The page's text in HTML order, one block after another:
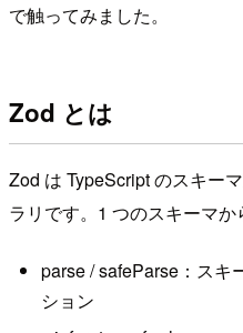
で触ってみました。
Zod とは
Zod は TypeScript のスキー
ラリです。1 つのスキーマか
parse / safeParse：スキ
ション